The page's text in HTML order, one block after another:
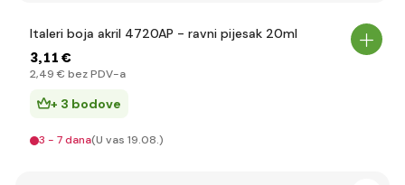
Italeri boja akril 4720AP - ravni pijesak 20ml
3,11 €
2,49 € bez PDV-a
+ 3 bodove
3 - 7 dana(U vas 19.08.)